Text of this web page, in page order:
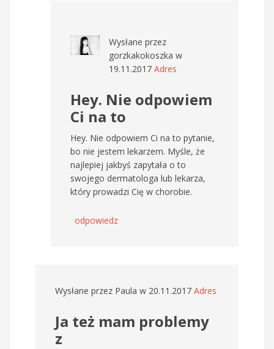
Wysłane przez
gorzkakokoszka w
19.11.2017 Adres
Hey. Nie odpowiem
Ci na to
Hey. Nie odpowiem Ci na to pytanie,
bo nie jestem lekarzem. Myśle, że
najlepiej jakbyś zapytała o to
swojego dermatologa lub lekarza,
który prowadzi Cię w chorobie.
odpowiedz
Wysłane przez Paula w 20.11.2017 Adres
Ja też mam problemy
z